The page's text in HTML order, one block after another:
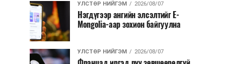
УЛСТӨР НИЙГЭМ 2026/08/07
Нэгдүгээр ангийн элсэлтийг E-
Mongolia-аар зохион байгуулна
УЛСТӨР НИЙГЭМ 2026/08/07